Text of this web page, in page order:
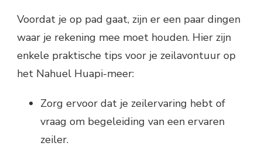
Voordat je op pad gaat, zijn er een paar dingen
waar je rekening mee moet houden. Hier zijn
enkele praktische tips voor je zeilavontuur op
het Nahuel Huapi-meer:
Zorg ervoor dat je zeilervaring hebt of
vraag om begeleiding van een ervaren
zeiler.